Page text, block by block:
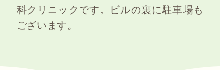
科クリニックです。ビルの裏に駐車場も
ございます。